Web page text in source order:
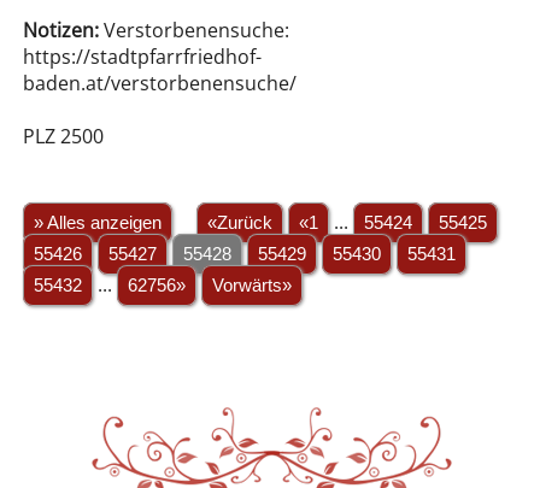
Notizen:Verstorbenensuche:
https://stadtpfarrfriedhof-
baden.at/verstorbenensuche/
PLZ 2500
» Alles anzeigen «Zurück «1 ... 55424
55425
55426
55427 55428 55429 55430
55431
55432
... 62756» Vorwärts»